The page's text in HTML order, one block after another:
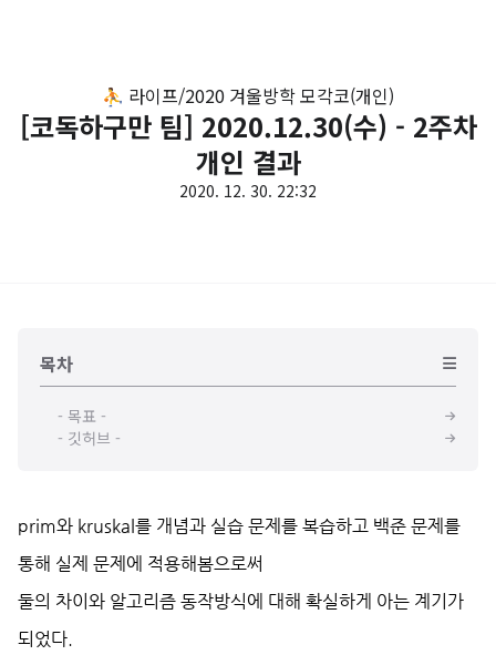
⛹️ 라이프/2020 겨울방학 모각코(개인)
[코독하구만 팀] 2020.12.30(수) - 2주차
개인 결과
2020. 12. 30. 22:32
목차
- 목표 -
- 깃허브 -
prim와 kruskal를 개념과 실습 문제를 복습하고 백준 문제를
통해 실제 문제에 적용해봄으로써
둘의 차이와 알고리즘 동작방식에 대해 확실하게 아는 계기가
되었다.